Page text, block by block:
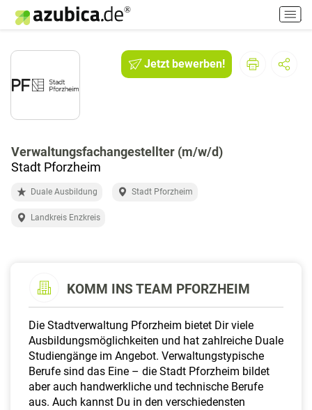
H
a
p
h
Jetzt bewerben!
Verwaltungsfachangestellter (m/w/d)
Stadt Pforzheim
Duale Ausbildung Stadt Pforzheim
Landkreis Enzkreis
KOMM INS TEAM PFORZHEIM
Die Stadtverwaltung Pforzheim bietet Dir viele
Ausbildungsmöglichkeiten und hat zahlreiche Duale
Studiengänge im Angebot. Verwaltungstypische
Berufe sind das Eine – die Stadt Pforzheim bildet
aber auch handwerkliche und technische Berufe
aus. Auch kannst Du in den verschiedensten